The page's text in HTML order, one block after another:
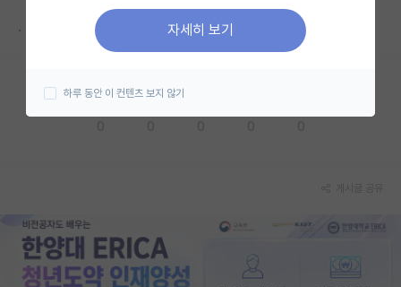
미국 대학원 합격 후기 게시판
대학원생 모집 게시판
연구실(PI) 홍보 게시판
학부 인턴 게시판
취업 게시판
. 자세히 보기
하루 동안 이 컨텐츠 보지 않기